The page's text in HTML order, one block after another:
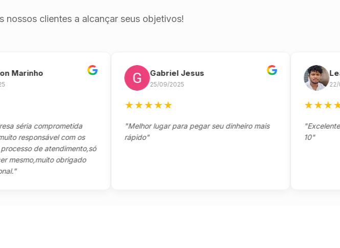
nossos clientes a alcançar seus objetivos!
comprometida
com os
de atendimento,só
obrigado
Gabriel Jesus
25/09/2025
★★★
"Melhor lugar para pegar seu dinheiro mais
rápido"
22/09/
★★★
"Excelente